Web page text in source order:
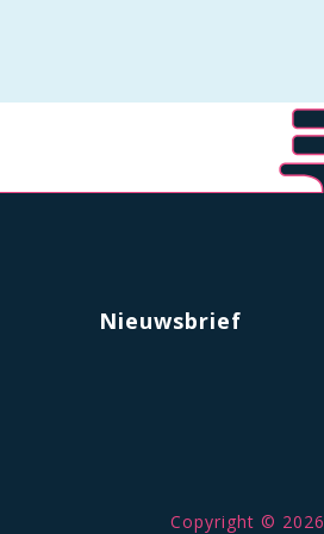
Nieuwsbrief
Copyright © 2026